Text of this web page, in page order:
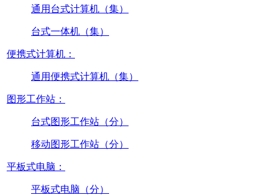
通用台式计算机（集）
台式一体机（集）
便携式计算机：
通用便携式计算机（集）
图形工作站：
台式图形工作站（分）
移动图形工作站（分）
平板式电脑：
平板式电脑（分）